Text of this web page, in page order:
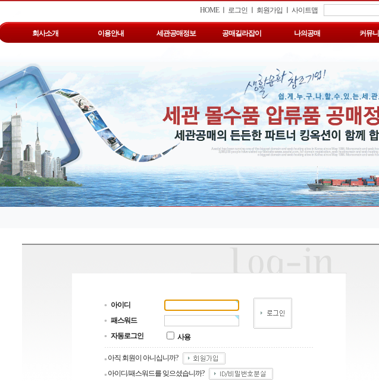
HOMEㅣ 로그인 회원가입 사이트맵
회사소개 이용안내 세관공매정보 공매길라잡이 나의공매 커뮤
아이디
패스워드
자동로그인
사용
아직 회원이 아니십니까?
아이디/패스워드를 잊으셨습니까?